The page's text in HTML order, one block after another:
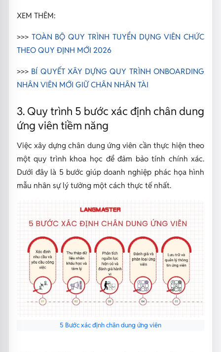
XEM THÊM:
>>>TOÀN BỘ QUY TRÌNH TUYỂN DỤNG VIÊN CHỨC
THEO QUY ĐỊNH MỚI 2026
>>> BÍ QUYẾT XÂY DỰNG QUY TRÌNH ONBOARDING
NHÂN VIÊN MỚI GIỮ CHÂN NHÂN TÀI
3. Quy trình 5 bước xác định chân dung
ứng viên tiềm năng
Việc xây dựng chân dung ứng viên cần thực hiện theo
một quy trình khoa học để đảm bảo tính chính xác.
Dưới đây là 5 bước giúp doanh nghiệp phác họa hình
mẫu nhân sự lý tưởng một cách thực tế nhất.
5 Bước xác định chân dung ứng viên